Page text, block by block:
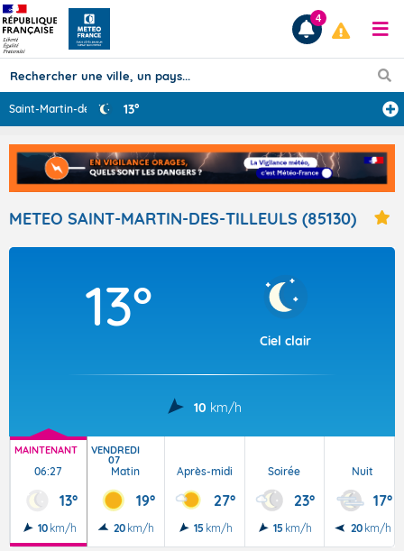
Prévisions
TOUS LES RÉSULTATS
Articles
4
Saint-Martin-de 13°
METEO SAINT-MARTIN-DES-TILLEULS (85130)
13°
Ciel clair
10 km/h
MAINTENANT
06:27
13°
10 km/h
VENDREDI
07
Matin
19°
20 km/h
Après-midi
27°
15 km/h
Soirée
23°
15 km/h
Nuit
17°
20 km/h